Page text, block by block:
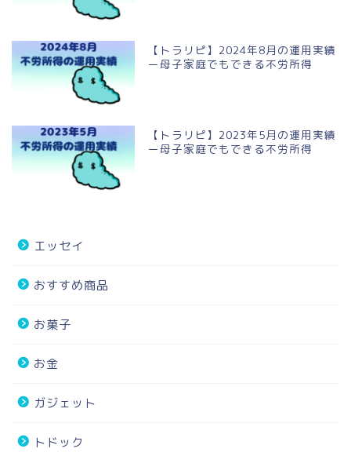
【トラリピ】2024年8月の運用実績
ー母子家庭でもできる不労所得
【トラリピ】2023年5月の運用実績
ー母子家庭でもできる不労所得
エッセイ
おすすめ商品
お菓子
お金
ガジェット
トドック